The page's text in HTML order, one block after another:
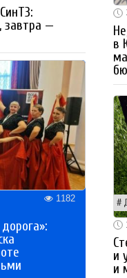
завтра —
1182
в
и
и